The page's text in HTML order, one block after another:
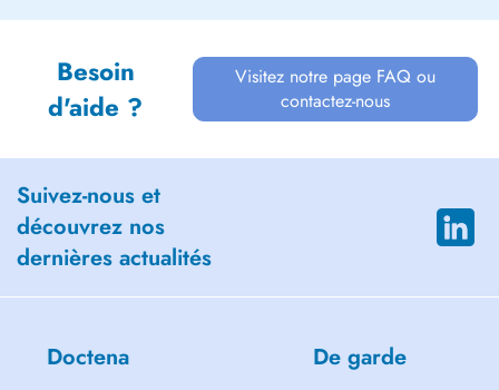
Besoin
d'aide ?
Visitez notre page FAQ ou
contactez-nous
Suivez-nous et
découvrez nos
dernières actualités
Doctena De garde